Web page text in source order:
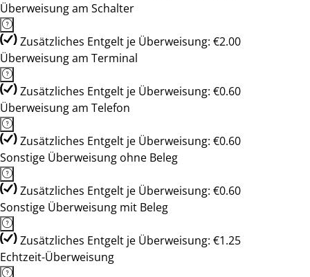
Überweisung am Schalter
Zusätzliches Entgelt je Überweisung: €2.00
Überweisung am Terminal
Zusätzliches Entgelt je Überweisung: €0.60
Überweisung am Telefon
Zusätzliches Entgelt je Überweisung: €0.60
Sonstige Überweisung ohne Beleg
Zusätzliches Entgelt je Überweisung: €0.60
Sonstige Überweisung mit Beleg
Zusätzliches Entgelt je Überweisung: €1.25
Echtzeit-Überweisung